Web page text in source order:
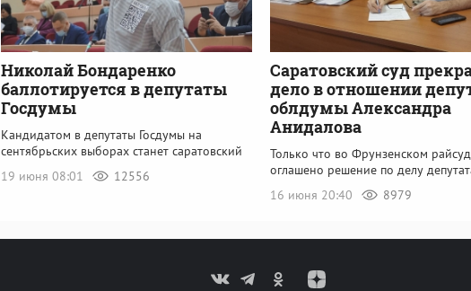
Николай Бондаренко
баллотируется в депутаты
Госдумы
Кандидатом в депутаты Госдумы на
сентябрьских выборах станет саратовский
19 июня 08:01
12556
Саратовский суд
дело в отношении
облдумы Александра
Анидалова
Только что во Фрунзенском
оглашено решение по делу
16 июня 20:40
8979